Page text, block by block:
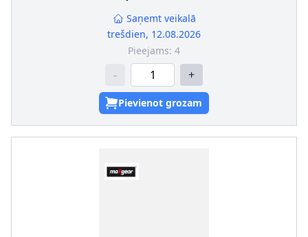
Saņemt veikalā
trešdien, 12.08.2026
Pieejams: 4
- +
Pievienot grozam